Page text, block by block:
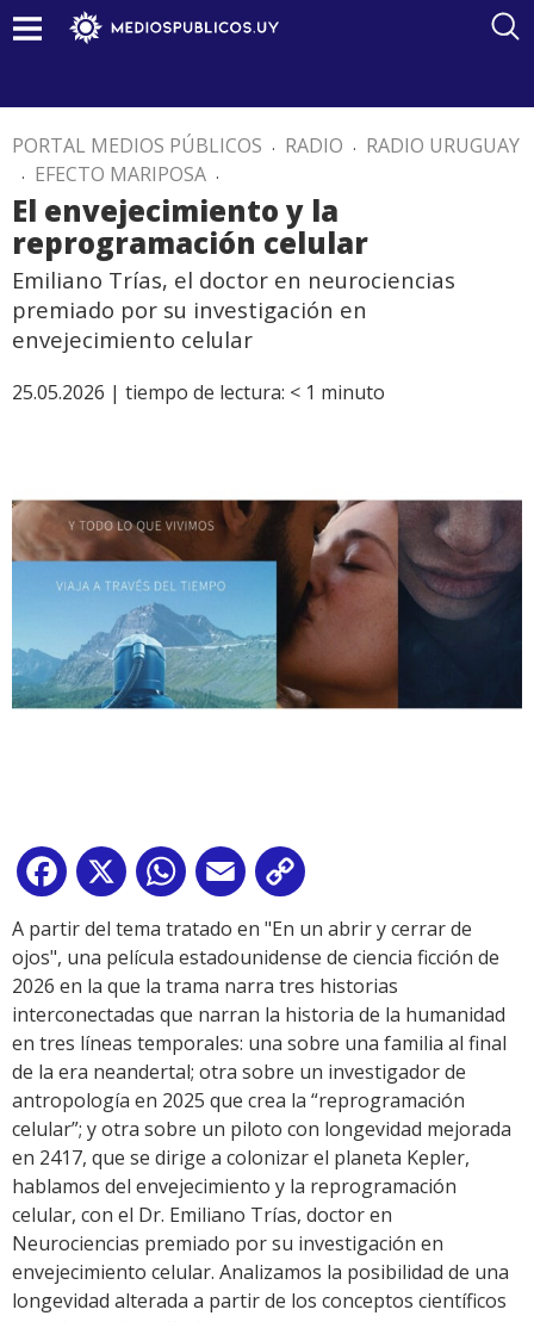
PORTAL MEDIOS PÚBLICOS . RADIO . RADIO URUGUAY
. EFECTO MARIPOSA .
El envejecimiento y la
reprogramación celular
Emiliano Trías, el doctor en neurociencias
premiado por su investigación en
envejecimiento celular
25.05.2026 | tiempo de lectura: < 1 minuto
Facebook
X WhatsApp
Email
Link
A partir del tema tratado en "En un abrir y cerrar de
ojos", una película estadounidense de ciencia ficción de
2026 en la que la trama narra tres historias
interconectadas que narran la historia de la humanidad
en tres líneas temporales: una sobre una familia al final
de la era neandertal; otra sobre un investigador de
antropología en 2025 que crea la “reprogramación
celular”; y otra sobre un piloto con longevidad mejorada
en 2417, que se dirige a colonizar el planeta Kepler,
hablamos del envejecimiento y la reprogramación
celular, con el Dr. Emiliano Trías, doctor en
Neurociencias premiado por su investigación en
envejecimiento celular. Analizamos la posibilidad de una
longevidad alterada a partir de los conceptos científicos